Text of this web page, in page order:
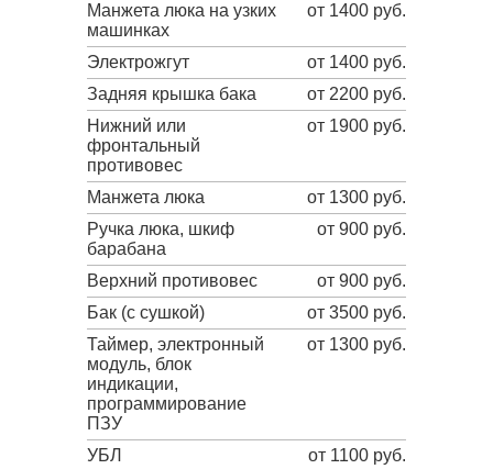
Манжета люка на узких
машинках
от 1400 руб.
Электрожгут
от 1400 руб.
Задняя крышка бака
от 2200 руб.
Нижний или
фронтальный
противовес
от 1900 руб.
Манжета люка
от 1300 руб.
Ручка люка, шкиф
барабана
от 900 руб.
Верхний противовес
от 900 руб.
Бак (с сушкой)
от 3500 руб.
Таймер, электронный
модуль, блок
индикации,
программирование
ПЗУ
от 1300 руб.
УБЛ от 1100 руб.